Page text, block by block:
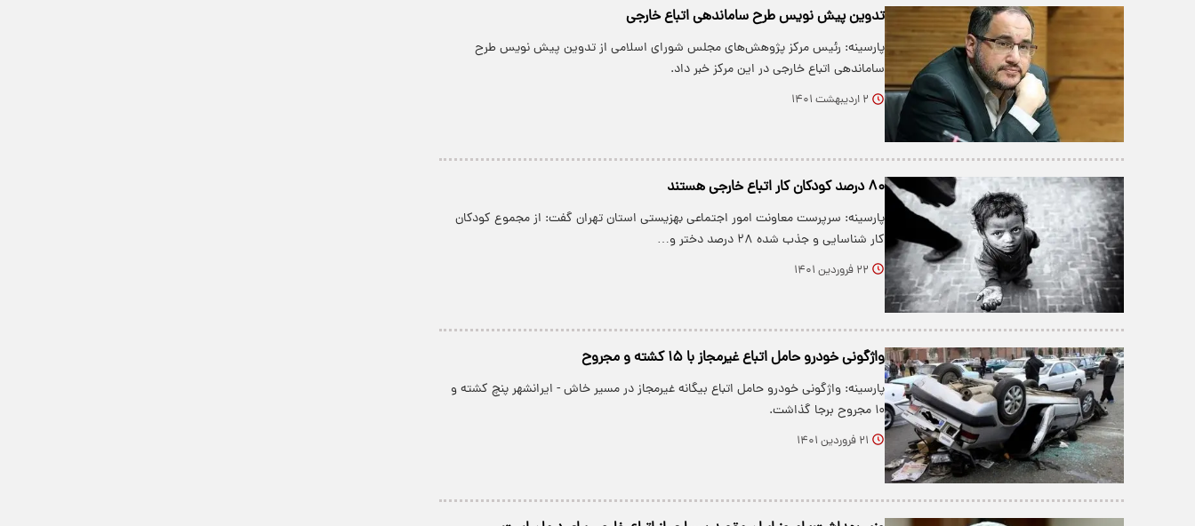
تدوین پیش نویس طرح ساماندهی اتباع خارجی
پارسینه: رئیس مرکز پژوهش‌های مجلس شورای اسلامی از تدوین پیش نویس طرح
ساماندهی اتباع خارجی در این مرکز خبر داد.
۲ اردیبهشت ۱۴۰۱
۸۰ درصد کودکان کار اتباع خارجی هستند
پارسینه: سرپرست معاونت امور اجتماعی بهزیستی استان تهران گفت: از مجموع کودکان
کار شناسایی و جذب شده ۲۸ درصد دختر و…
۲۲ فروردین ۱۴۰۱
واژگونی خودرو حامل اتباع غیرمجاز با ۱۵ کشته و مجروح
پارسینه: واژگونی خودرو حامل اتباع بیگانه غیرمجاز در مسیر خاش - ایرانشهر پنچ کشته و
۱۰ مجروح برجا گذاشت.
۲۱ فروردین ۱۴۰۱